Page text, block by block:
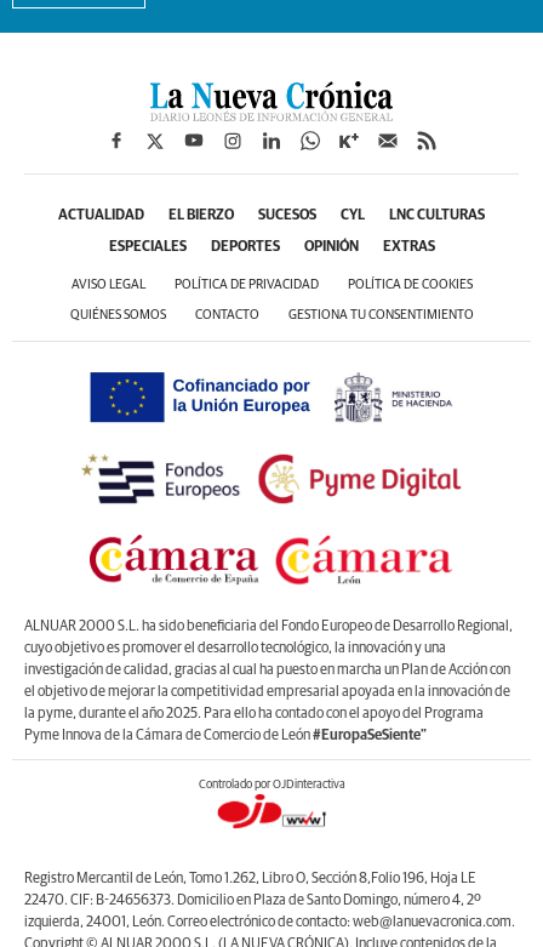
ACTUALIDAD EL BIERZO SUCESOS CYL LNC CULTURAS
ESPECIALES DEPORTES OPINIÓN EXTRAS
AVISO LEGAL POLÍTICA DE PRIVACIDAD POLÍTICA DE COOKIES
QUIÉNES SOMOS CONTACTO GESTIONA TU CONSENTIMIENTO
ALNUAR 2000 S.L. ha sido beneficiaria del Fondo Europeo de Desarrollo Regional,
cuyo objetivo es promover el desarrollo tecnológico, la innovación y una
investigación de calidad, gracias al cual ha puesto en marcha un Plan de Acción con
el objetivo de mejorar la competitividad empresarial apoyada en la innovación de
la pyme, durante el año 2025. Para ello ha contado con el apoyo del Programa
Pyme Innova de la Cámara de Comercio de León#EuropaSeSiente”
Controlado por OJDinteractiva
Registro Mercantil de León, Tomo 1.262, Libro O, Sección 8,Folio 196, Hoja LE
22470. CIF: B-24656373. Domicilio en Plaza de Santo Domingo, número 4, 2º
izquierda, 24001, León. Correo electrónico de contacto: web@lanuevacronica.com.